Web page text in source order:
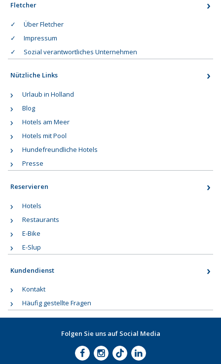
Fletcher
Über Fletcher
Impressum
Sozial verantwortliches Unternehmen
Nützliche Links
Urlaub in Holland
Blog
Hotels am Meer
Hotels mit Pool
Hundefreundliche Hotels
Presse
Reservieren
Hotels
Restaurants
E-Bike
E-Slup
Kundendienst
Kontakt
Häufig gestellte Fragen
Folgen Sie uns auf Social Media